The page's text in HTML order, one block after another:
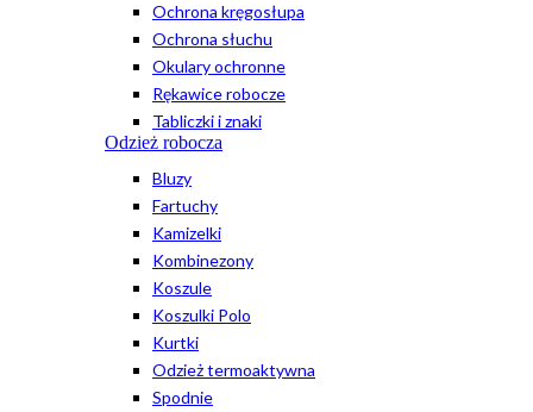
Ochrona kręgosłupa
Ochrona słuchu
Okulary ochronne
Rękawice robocze
Tabliczki i znaki
Odzież robocza
Bluzy
Fartuchy
Kamizelki
Kombinezony
Koszule
Koszulki Polo
Kurtki
Odzież termoaktywna
Spodnie